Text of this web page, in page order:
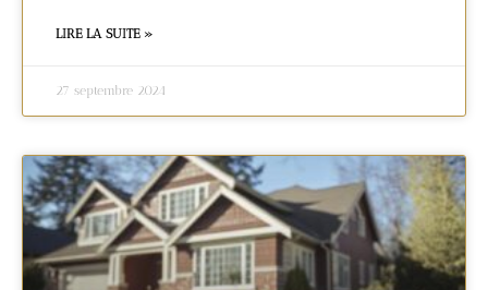
LIRE LA SUITE »
27 septembre 2024